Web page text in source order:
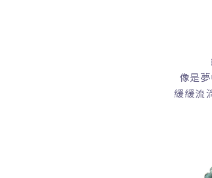
像是
緩緩流